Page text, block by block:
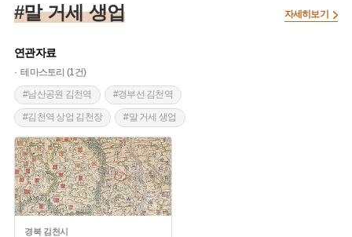
#말 거세 생업
연관자료
테마스토리 (1건)
#남산공원 김천역
#경부선 김천역
#김천역 상업 김천장 #말 거세 생업
자세히보기
경북 김천시